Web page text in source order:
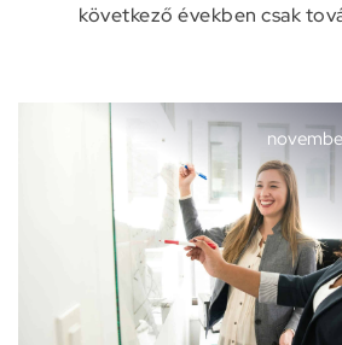
következő években csak